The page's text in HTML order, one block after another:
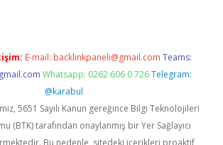
E-mail: backlinkpaneli@gmail.com Teams:
Whatsapp: 0262 606 0 726 Telegram:
@karabul
5651 Sayılı Kanun gereğince Bilgi Teknolojileri
(BTK) tarafından onaylanmış bir Yer Sağlayıcı
Bu nedenle, sitedeki içerikleri proaktif